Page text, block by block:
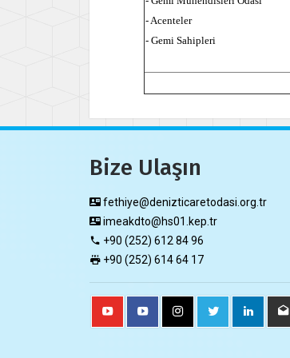
- Acenteler
- Gemi Sahipleri
Bize Ulaşın
fethiye@denizticaretodasi.org.tr
imeakdto@hs01.kep.tr
+90 (252) 612 84 96
+90 (252) 614 64 17​